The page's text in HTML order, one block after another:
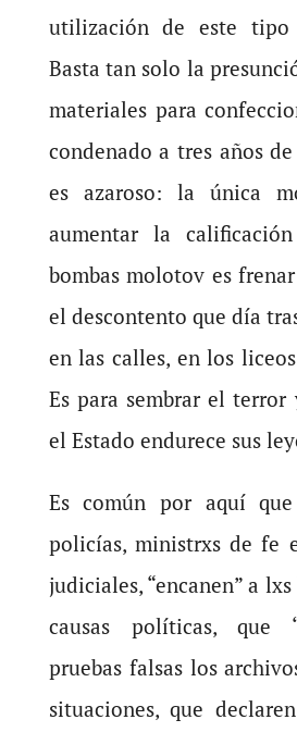
utilización de este tipo
Basta tan solo la
materiales para
condenado a tres años
es azaroso: la única
aumentar la
bombas molotov es
el descontento que día
en las calles, en los
Es para sembrar el
el Estado endurece sus
Es común por aquí
policías, ministrxs de fe
judiciales, “encanen” a
causas políticas, que
pruebas falsas los
situaciones, que